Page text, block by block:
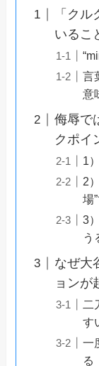
「ク
いるこ
言
意
侮辱で
クポイ
1
2
場
3
う
なぜ大
ョンが
二
す
一
る